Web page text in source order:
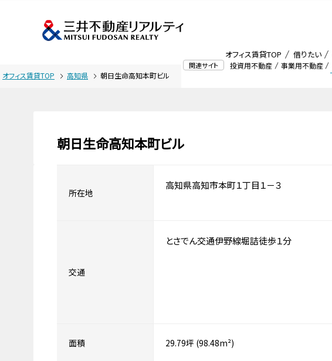
関連サイト 投資用不動産 事業用不動産
オフィス賃貸TOP 借りたい
オフィス賃貸TOP 高知県 朝日生命高知本町ビル
朝日生命高知本町ビル
所在地
高知県高知市本町１丁目１－３
交通
とさでん交通伊野線堀詰徒歩１分
面積 29.79坪 (98.48m²)